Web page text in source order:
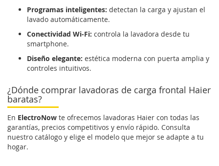
Programas inteligentes: detectan la carga y ajustan el
lavado automáticamente.
Conectividad Wi-Fi: controla la lavadora desde tu
smartphone.
Diseño elegante: estética moderna con puerta amplia y
controles intuitivos.
¿Dónde comprar lavadoras de carga frontal Haier
baratas?
En ElectroNow te ofrecemos lavadoras Haier con todas las
garantías, precios competitivos y envío rápido. Consulta
nuestro catálogo y elige el modelo que mejor se adapte a tu
hogar.